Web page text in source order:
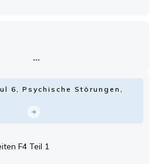
6, Psychische Störungen,
F4 Teil 1